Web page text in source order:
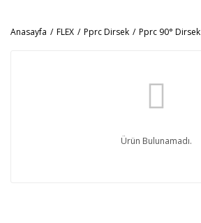
Anasayfa FLEX Pprc Dirsek Pprc 90° Dirsek
Ürün Bulunamadı.